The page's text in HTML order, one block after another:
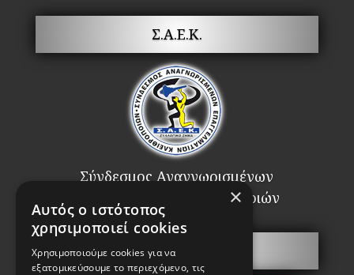
Σ.Α.Ε.Κ.
Σύνδεσμος Αναγνωρισμένων
Επαγγελματιών Κλειθροποιών
Πόρτες Ασφαλείας
×
Αυτός ο ιστότοπος
χρησιμοποιεί cookies
Χρησιμοποιούμε cookies για να
εξατομικεύσουμε το περιεχόμενο, τις